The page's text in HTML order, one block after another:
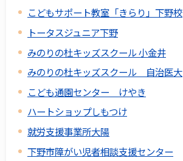
こどもサポート教室「きらり」下野校
トータスジュニア下野
みのりの杜キッズスクール 小金井
みのりの杜キッズスクール 自治医大
こども通園センター けやき
ハートショップしもつけ
就労支援事業所大陽
下野市障がい児者相談支援センター